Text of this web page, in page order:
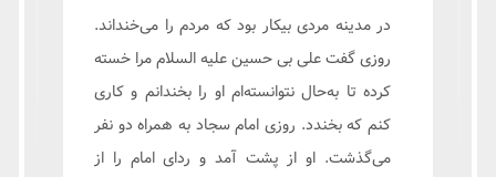
در مدینه مردی بیکار بود که مردم را می‌خنداند.
روزی گفت علی بی حسین علیه السلام مرا خسته
کرده تا به‌حال نتوانسته‌ام او را بخندانم و کاری
کنم که بخندد. روزی امام سجاد به همراه دو نفر
می‌گذشت. او از پشت آمد و ردای امام را از